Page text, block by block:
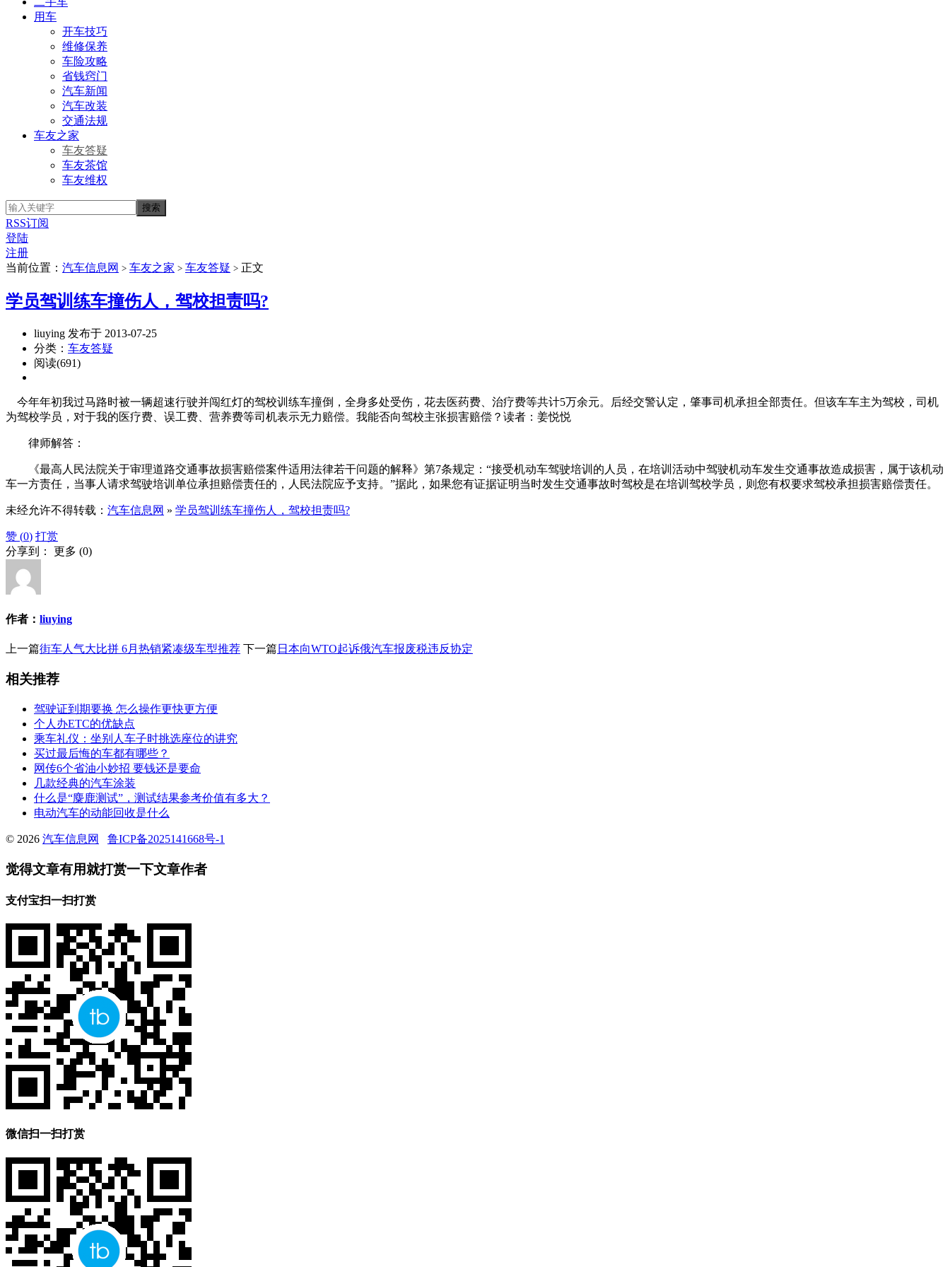
用车
开车技巧
维修保养
车险攻略
省钱窍门
汽车新闻
汽车改装
交通法规
车友之家
车友答疑
车友茶馆
车友维权
RSS订阅
登陆
注册
当前位置： 汽车信息网 > 车友之家 > 车友答疑 > 正文
学员驾训练车撞伤人，驾校担责吗?
liuying 发布于 2013-07-25
分类： 车友答疑
阅读(691)
今年年初我过马路时被一辆超速行驶并闯红灯的驾校训练车撞倒，全身多处受伤，花去医药费、治疗费等共计5万余元。后经交警认定，肇事司机承担全部责任。但该车车主为驾校，司机
为驾校学员，对于我的医疗费、误工费、营养费等司机表示无力赔偿。我能否向驾校主张损害赔偿？读者：姜悦悦
律师解答：
《最高人民法院关于审理道路交通事故损害赔偿案件适用法律若干问题的解释》第7条规定：“接受机动车驾驶培训的人员，在培训活动中驾驶机动车发生交通事故造成损害，属于该机动
车一方责任，当事人请求驾驶培训单位承担赔偿责任的，人民法院应予支持。”据此，如果您有证据证明当时发生交通事故时驾校是在培训驾校学员，则您有权要求驾校承担损害赔偿责任。
未经允许不得转载： 汽车信息网 » 学员驾训练车撞伤人，驾校担责吗?
赞 (0) 打赏
分享到： 更多 (0)
作者： liuying
上一篇街车人气大比拼 6月热销紧凑级车型推荐 下一篇 日本向WTO起诉俄汽车报废税违反协定
相关推荐
驾驶证到期要换 怎么操作更快更方便
个人办ETC的优缺点
乘车礼仪：坐别人车子时挑选座位的讲究
买过最后悔的车都有哪些？
网传6个省油小妙招 要钱还是要命
几款经典的汽车涂装
什么是“麋鹿测试”，测试结果参考价值有多大？
电动汽车的动能回收是什么
© 2026 汽车信息网 鲁ICP备2025141668号-1
觉得文章有用就打赏一下文章作者
支付宝扫一扫打赏
微信扫一扫打赏